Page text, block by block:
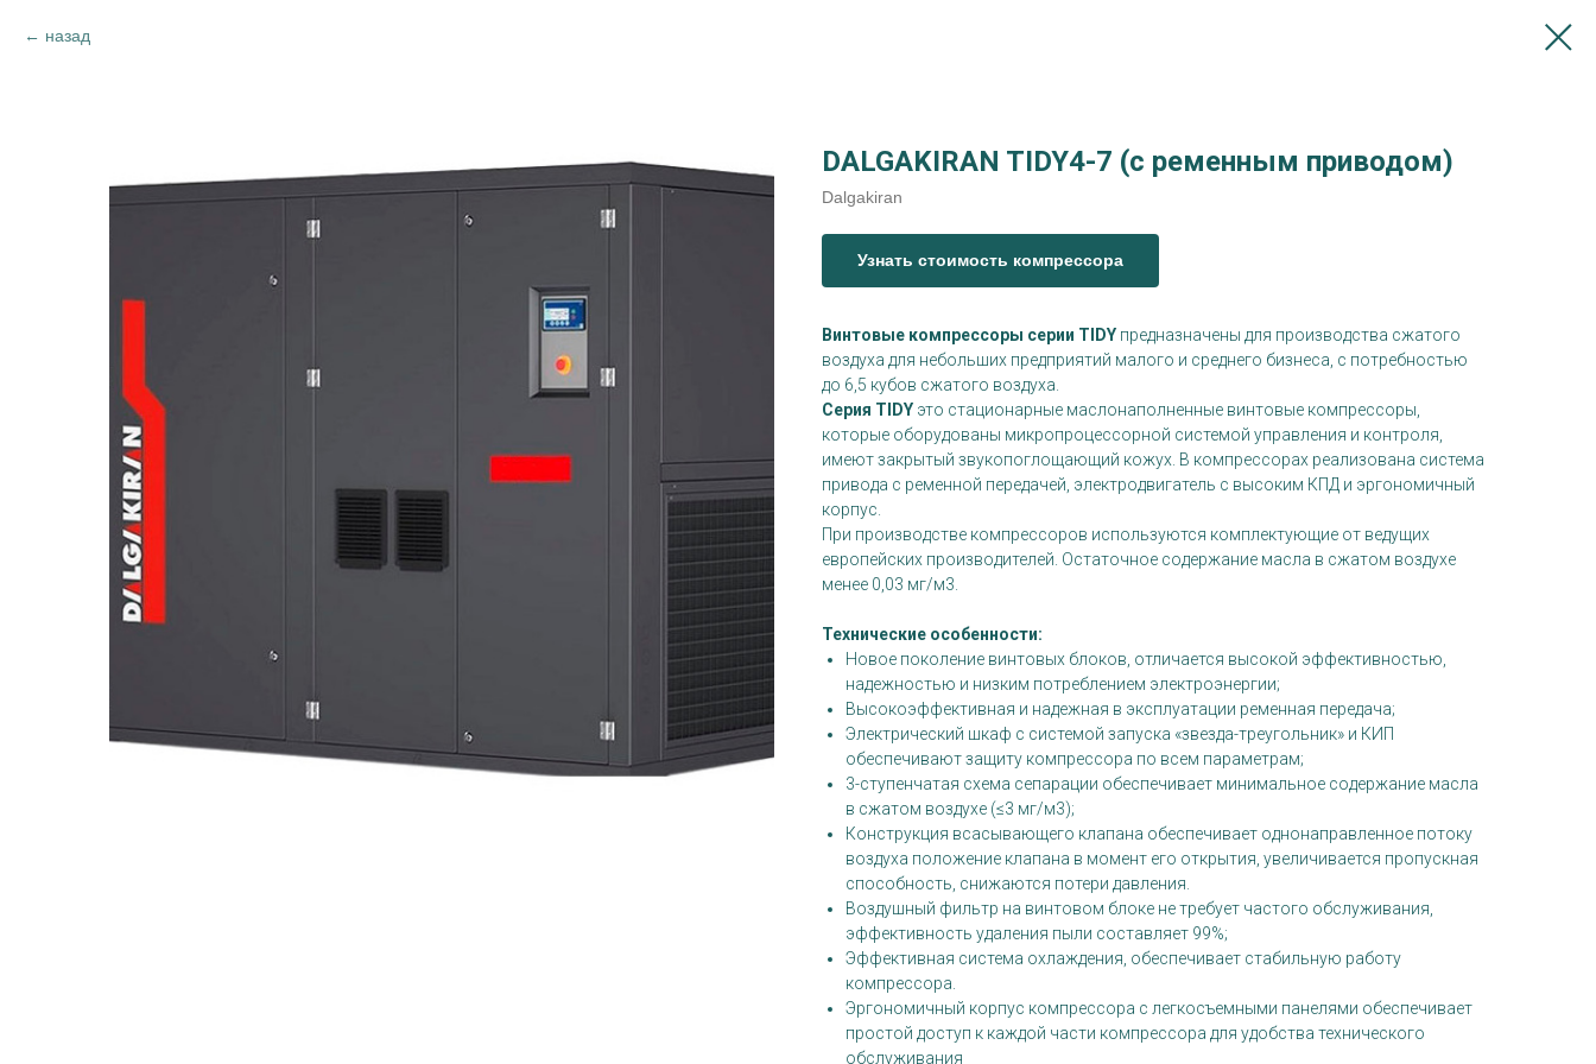
назад
DALGAKIRAN TIDY4-7 (с ременным приводом)
Dalgakiran
Узнать стоимость компрессора
Винтовые компрессоры серии TIDY предназначены для производства сжатого
воздуха для небольших предприятий малого и среднего бизнеса, с потребностью
до 6,5 кубов сжатого воздуха.
Серия TIDY это стационарные маслонаполненные винтовые компрессоры,
которые оборудованы микропроцессорной системой управления и контроля,
имеют закрытый звукопоглощающий кожух. В компрессорах реализована система
привода с ременной передачей, электродвигатель с высоким КПД и эргономичный
корпус.
При производстве компрессоров используются комплектующие от ведущих
европейских производителей. Остаточное содержание масла в сжатом воздухе
менее 0,03 мг/м3.
Технические особенности:
Новое поколение винтовых блоков, отличается высокой эффективностью,
надежностью и низким потреблением электроэнергии;
Высокоэффективная и надежная в эксплуатации ременная передача;
Электрический шкаф с системой запуска «звезда-треугольник» и КИП
обеспечивают защиту компрессора по всем параметрам;
3-ступенчатая схема сепарации обеспечивает минимальное содержание масла
в сжатом воздухе (≤3 мг/м3);
Конструкция всасывающего клапана обеспечивает однонаправленное потоку
воздуха положение клапана в момент его открытия, увеличивается пропускная
способность, снижаются потери давления.
Воздушный фильтр на винтовом блоке не требует частого обслуживания,
эффективность удаления пыли составляет 99%;
Эффективная система охлаждения, обеспечивает стабильную работу
компрессора.
Эргономичный корпус компрессора с легкосъемными панелями обеспечивает
простой доступ к каждой части компрессора для удобства технического
обслуживания